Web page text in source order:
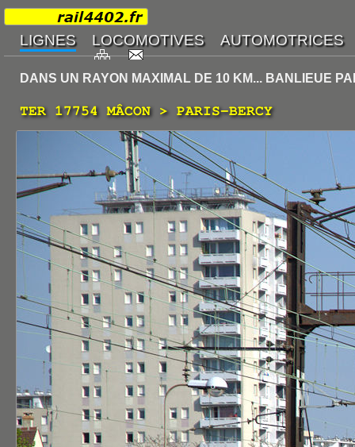
DANS UN RAYON MAXIMAL DE 10 KM... BANLIEUE
TER 17754 MÂCON > PARIS-BERCY